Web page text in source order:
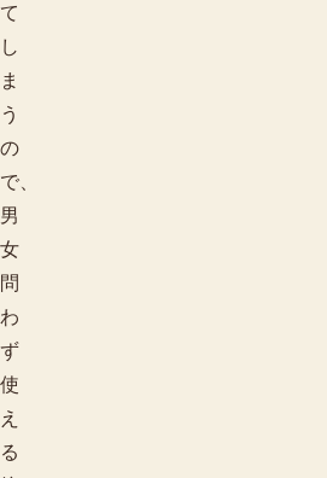
て
し
ま
う
の
で、
男
女
問
わ
ず
使
え
る